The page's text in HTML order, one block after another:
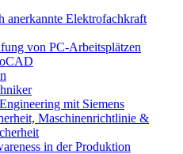
anerkannte Elektrofachkraft
von PC-Arbeitsplätzen
mit Siemens
Maschinenrichtlinie &
in der Produktion